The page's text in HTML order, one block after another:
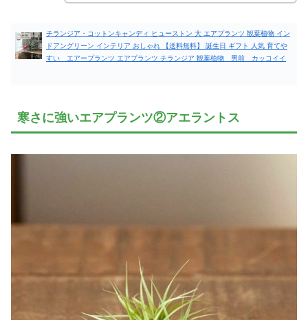
チランジア・コットンキャンディ ヒューストン 大 エアプランツ 観葉植物 イン
ドアングリーン インテリア おしゃれ 【送料無料】 誕生日 ギフト 人気 育てや
すい エアープランツ エアプランツ チランジア 観葉植物 男前 カッコイイ
寒さに強いエアプランツ②アエラントス